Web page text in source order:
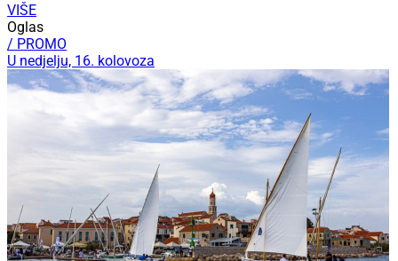
VIŠE
Oglas
/ PROMO
U nedjelju, 16. kolovoza